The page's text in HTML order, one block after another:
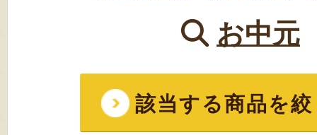
お中元
該当する商品を